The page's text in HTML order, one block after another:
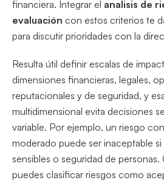
financiera. Integrar el analisis de
evaluación con estos criterios te
para discutir prioridades con la
Resulta útil definir escalas de
dimensiones financieras, legales,
reputacionales y de seguridad, y
multidimensional evita decisiones
variable. Por ejemplo, un riesgo
moderado puede ser inaceptable
sensibles o seguridad de
puedes clasificar riesgos como